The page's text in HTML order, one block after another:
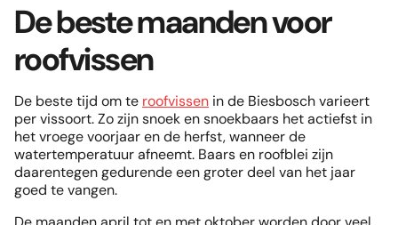
De beste maanden voor
roofvissen
De beste tijd om te roofvissen in de Biesbosch varieert
per vissoort. Zo zijn snoek en snoekbaars het actiefst in
het vroege voorjaar en de herfst, wanneer de
watertemperatuur afneemt. Baars en roofblei zijn
daarentegen gedurende een groter deel van het jaar
goed te vangen.